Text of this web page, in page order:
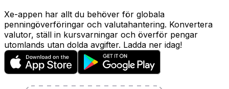
Xe-appen har allt du behöver för globala
penningöverföringar och valutahantering. Konvertera
valutor, ställ in kursvarningar och överför pengar
utomlands utan dolda avgifter. Ladda ner idag!